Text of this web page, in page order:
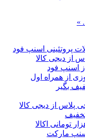
»
از همراه اول
بگیر
مارکت